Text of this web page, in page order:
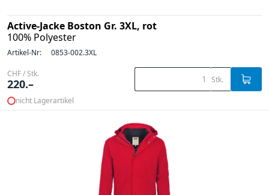
Active-Jacke Boston Gr. 3XL, rot
100% Polyester
Artikel-Nr: 0853-002.3XL
CHF / Stk.
220.– Stk.
nicht Lagerartikel